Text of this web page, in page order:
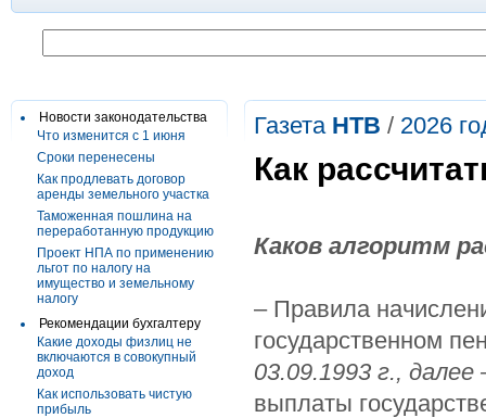
Новости законодательства
Что изменится с 1 июня
Сроки перенесены
Как продлевать договор
аренды земельного участка
Таможенная пошлина на
переработанную продукцию
Проект НПА по применению
льгот по налогу на
имущество и земельному
налогу
Рекомендации бухгалтеру
Какие доходы физлиц не
включаются в совокупный
доход
Как использовать чистую
прибыль
Газета НТВ / 2026
Как
Каков алгоритм
– Правила
государственном
03.09.1993 г., далее
выплаты